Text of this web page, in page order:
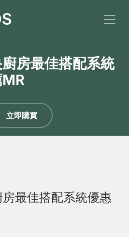
房最佳搭配系統
立即購買
最佳搭配系統優惠